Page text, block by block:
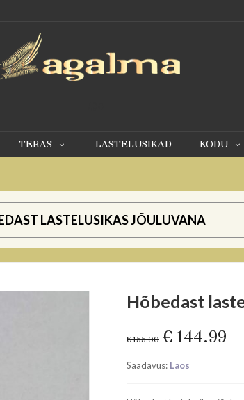
TERAS LASTELUSIKAD KODU
LASTELUSIKAS JÕULUVANA
Hõbedast
€155.00 Original
price
€ 144.99
Saadavus: Laos